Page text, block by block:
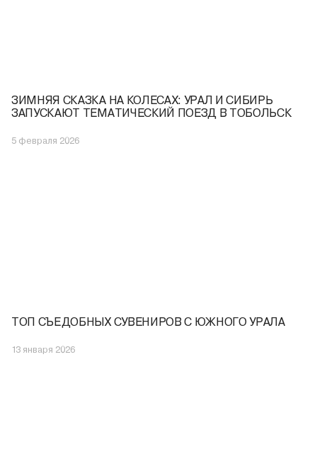
ЗИМНЯЯ СКАЗКА НА КОЛЕСАХ: УРАЛ И СИБИРЬ
ЗАПУСКАЮТ ТЕМАТИЧЕСКИЙ ПОЕЗД В ТОБОЛЬСК
5 февраля 2026
ТОП СЪЕДОБНЫХ СУВЕНИРОВ С ЮЖНОГО УРАЛА
13 января 2026